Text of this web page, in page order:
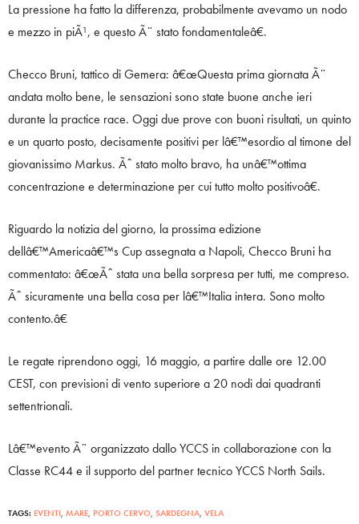
La pressione ha fatto la differenza, probabilmente avevamo un nodo
e mezzo in piÃ¹, e questo Ã¨ stato fondamentaleâ€.
Checco Bruni, tattico di Gemera: â€œQuesta prima giornata Ã¨
andata molto bene, le sensazioni sono state buone anche ieri
durante la practice race. Oggi due prove con buoni risultati, un quinto
e un quarto posto, decisamente positivi per lâ€™esordio al timone del
giovanissimo Markus. Ãˆ stato molto bravo, ha unâ€™ottima
concentrazione e determinazione per cui tutto molto positivoâ€.
Riguardo la notizia del giorno, la prossima edizione
dellâ€™Americaâ€™s Cup assegnata a Napoli, Checco Bruni ha
commentato: â€œÃˆ stata una bella sorpresa per tutti, me compreso.
Ãˆ sicuramente una bella cosa per lâ€™Italia intera. Sono molto
contento.â€
Le regate riprendono oggi, 16 maggio, a partire dalle ore 12.00
CEST, con previsioni di vento superiore a 20 nodi dai quadranti
settentrionali.
Lâ€™evento Ã¨ organizzato dallo YCCS in collaborazione con la
Classe RC44 e il supporto del partner tecnico YCCS North Sails.
TAGS: EVENTI, MARE, PORTO CERVO, SARDEGNA, VELA